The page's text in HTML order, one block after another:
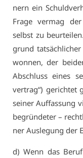
nern ein
Fra­ge ver­mag
selbst zu
grund
won­nen, der
Ab­schluss ei­nes
ver­trag“) ge­rich­tet
sei­ner Auf­fas­sung
be­grün­de­ter –
ner Aus­le­gung der
d) Wenn das